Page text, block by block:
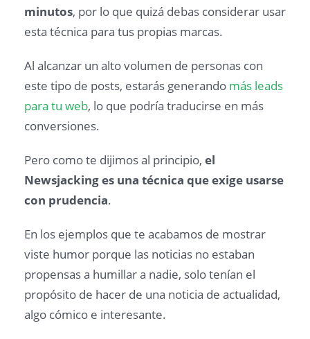
minutos, por lo que quizá debas considerar usar
esta técnica para tus propias marcas.
Al alcanzar un alto volumen de personas con
este tipo de posts, estarás generando más leads
para tu web, lo que podría traducirse en más
conversiones.
Pero como te dijimos al principio, el
Newsjacking es una técnica que exige usarse
con prudencia.
En los ejemplos que te acabamos de mostrar
viste humor porque las noticias no estaban
propensas a humillar a nadie, solo tenían el
propósito de hacer de una noticia de actualidad,
algo cómico e interesante.